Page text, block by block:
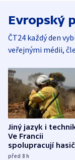
Evropský
ČT24 každý den
veřejnými médii,
Jiný jazyk i
Ve Francii
spolupracují
různých zemí
před 8h